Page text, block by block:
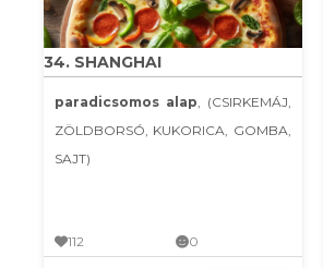
34. SHANGHAI
paradicsomos alap, (CSIRKEMÁJ,
ZÖLDBORSÓ, KUKORICA, GOMBA,
SAJT)
112 0